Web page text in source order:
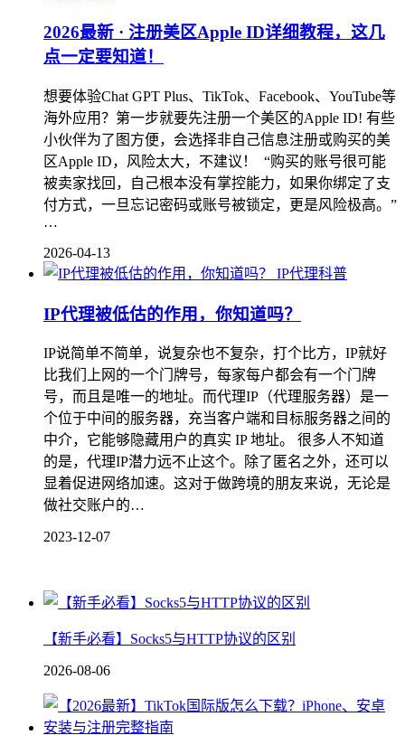
2026最新 · 注册美区Apple ID详细教程，这几
点一定要知道！
想要体验Chat GPT Plus、TikTok、Facebook、YouTube等
海外应用？第一步就要先注册一个美区的Apple ID! 有些
小伙伴为了图方便，会选择非自己信息注册或购买的美
区Apple ID，风险太大，不建议！ “购买的账号很可能
被卖家找回，自己根本没有掌控能力，如果你绑定了支
付方式，一旦忘记密码或账号被锁定，更是风险极高。”
…
2026-04-13
IP代理科普
IP代理被低估的作用，你知道吗？
IP说简单不简单，说复杂也不复杂，打个比方，IP就好
比我们上网的一个门牌号，每家每户都会有一个门牌
号，而且是唯一的地址。而代理IP（代理服务器）是一
个位于中间的服务器，充当客户端和目标服务器之间的
中介，它能够隐藏用户的真实 IP 地址。 很多人不知道
的是，代理IP潜力远不止这个。除了匿名之外，还可以
显着促进网络加速。这对于做跨境的朋友来说，无论是
做社交账户的…
2023-12-07
【新手必看】Socks5与HTTP协议的区别
2026-08-06